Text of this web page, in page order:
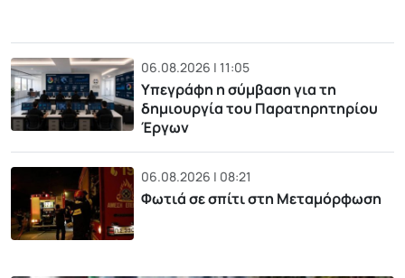
06.08.2026 | 11:05
Υπεγράφη η σύμβαση για τη
δημιουργία του Παρατηρητηρίου
Έργων
06.08.2026 | 08:21
Φωτιά σε σπίτι στη Μεταμόρφωση